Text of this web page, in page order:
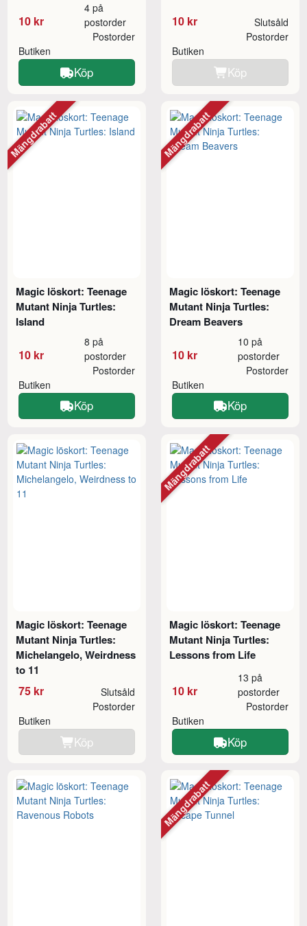
10 kr
4 på
postorder
Butiken
Postorder
Köp
10 kr Slutsåld
Butiken
Postorder
Köp
Magic löskort: Teenage
Mutant Ninja Turtles:
Island
10 kr
8 på
postorder
Butiken
Postorder
Köp
Mängdrabatt
Magic löskort: Teenage
Mutant Ninja Turtles:
Dream Beavers
10 kr
10 på
postorder
Butiken
Postorder
Köp
Mängdrabatt
Magic löskort: Teenage
Mutant Ninja Turtles:
Michelangelo, Weirdness
to 11
75 kr Slutsåld
Butiken
Postorder
Köp
Magic löskort: Teenage
Mutant Ninja Turtles:
Lessons from Life
10 kr
13 på
postorder
Butiken
Postorder
Köp
Mängdrabatt
Mängdrabatt